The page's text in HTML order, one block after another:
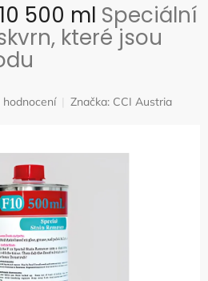
500 ml Speciální
které jsou
Značka: CCI Austria